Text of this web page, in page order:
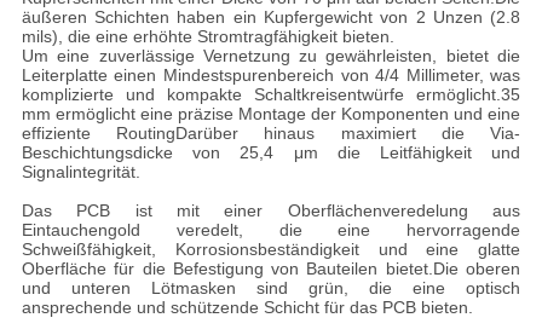
äußeren Schichten haben ein Kupfergewicht von 2 Unzen (2.8
mils), die eine erhöhte Stromtragfähigkeit bieten.
Um eine zuverlässige Vernetzung zu gewährleisten, bietet die
Leiterplatte einen Mindestspurenbereich von 4/4 Millimeter, was
komplizierte und kompakte Schaltkreisentwürfe ermöglicht.35
mm ermöglicht eine präzise Montage der Komponenten und eine
effiziente RoutingDarüber hinaus maximiert die Via-
Beschichtungsdicke von 25,4 μm die Leitfähigkeit und
Signalintegrität.
Das PCB ist mit einer Oberflächenveredelung aus
Eintauchengold veredelt, die eine hervorragende
Schweißfähigkeit, Korrosionsbeständigkeit und eine glatte
Oberfläche für die Befestigung von Bauteilen bietet.Die oberen
und unteren Lötmasken sind grün, die eine optisch
ansprechende und schützende Schicht für das PCB bieten.